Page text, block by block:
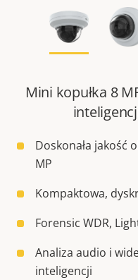
Mini kopułka 8
Doskonała jakość
MP
Kompaktowa,
Forensic WDR,
Analiza audio i
inteligencji